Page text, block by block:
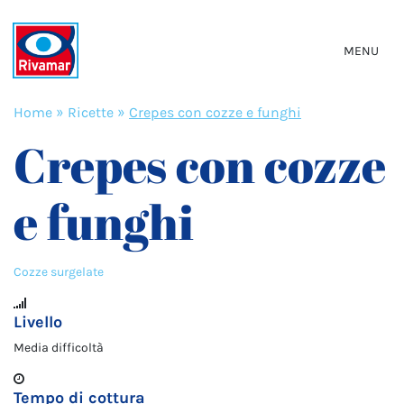
MENU
Home » Ricette » Crepes con cozze e funghi
Crepes con cozze
e funghi
Cozze surgelate
Livello
Media difficoltà
Tempo di cottura